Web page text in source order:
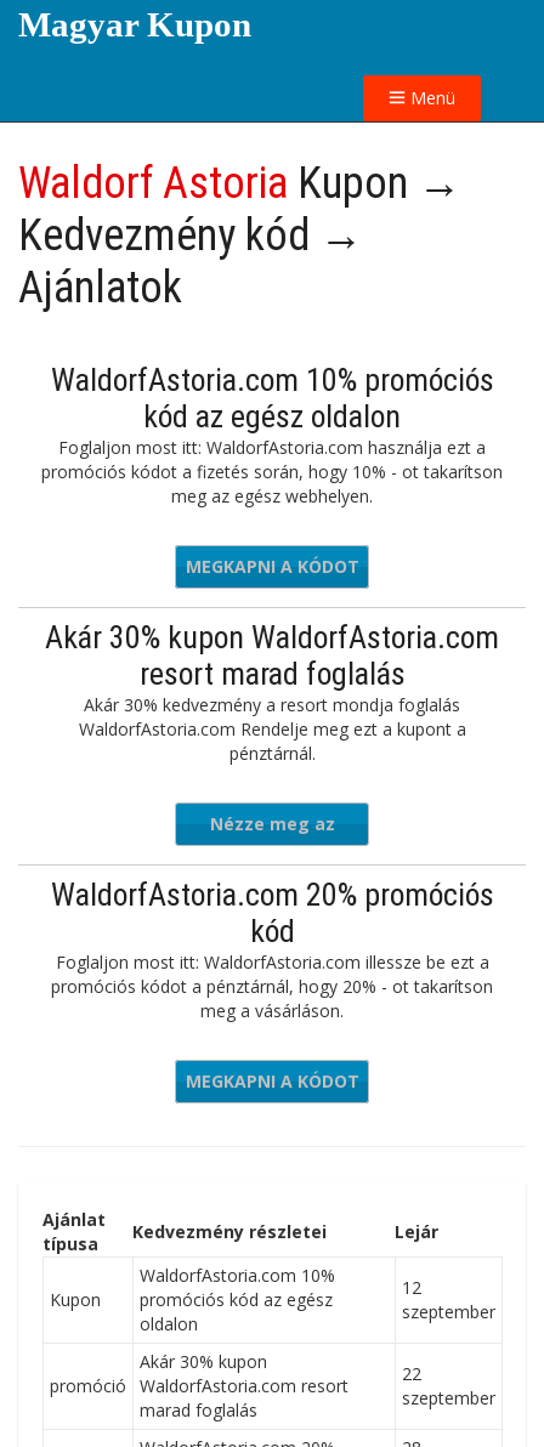
Magyar Kupon
Menü
Waldorf Astoria Kupon →
Kedvezmény kód →
Ajánlatok
WaldorfAstoria.com 10% promóciós
kód az egész oldalon
Foglaljon most itt: WaldorfAstoria.com használja ezt a
promóciós kódot a fizetés során, hogy 10% - ot takarítson
meg az egész webhelyen.
PGMFR1
MEGKAPNI A KÓDOT
Akár 30% kupon WaldorfAstoria.com
resort marad foglalás
Akár 30% kedvezmény a resort mondja foglalás
WaldorfAstoria.com Rendelje meg ezt a kupont a
pénztárnál.
Nézze meg az
ajánlatot
WaldorfAstoria.com 20% promóciós
kód
Foglaljon most itt: WaldorfAstoria.com illessze be ezt a
promóciós kódot a pénztárnál, hogy 20% - ot takarítson
meg a vásárláson.
hap
MEGKAPNI A KÓDOT
Ajánlat
típusa
Kedvezmény részletei Lejár
Kupon
WaldorfAstoria.com 10%
promóciós kód az egész
oldalon
12
szeptember
promóció
Akár 30% kupon
WaldorfAstoria.com resort
marad foglalás
22
szeptember